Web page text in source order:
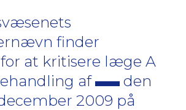
finder
at kritisere læge A
af
den
2009 på